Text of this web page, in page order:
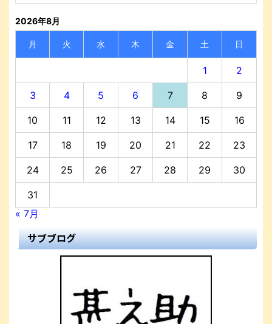
2026年8月
月 火 水 木 金 土 日
1 2
3 4 5 6 7 8 9
10 11 12 13 14 15 16
17 18 19 20 21 22 23
24 25 26 27 28 29 30
31
« 7月
サブブログ